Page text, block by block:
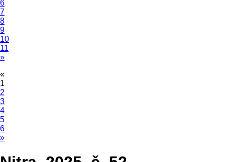
6
7
8
9
10
11
»
«
1
2
3
4
5
6
»